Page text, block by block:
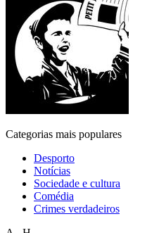
Categorias mais populares
Desporto
Notícias
Sociedade e cultura
Comédia
Crimes verdadeiros